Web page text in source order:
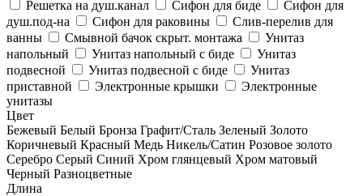
Решетка на душ.канал
Сифон для биде
Сифон для
душ.под-на
Сифон для раковины
Слив-перелив для
ванны
Смывной бачок скрыт. монтажа
Унитаз
напольный
Унитаз напольный с биде
Унитаз
подвесной
Унитаз подвесной с биде
Унитаз
приставной
Электронные крышки
Электронные
унитазы
Цвет
Бежевый Белый Бронза Графит/Сталь Зеленый Золото
Коричневый Красный Медь Никель/Сатин Розовое золото
Серебро Серый Синий Хром глянцевый Хром матовый
Черный Разноцветные
Длина